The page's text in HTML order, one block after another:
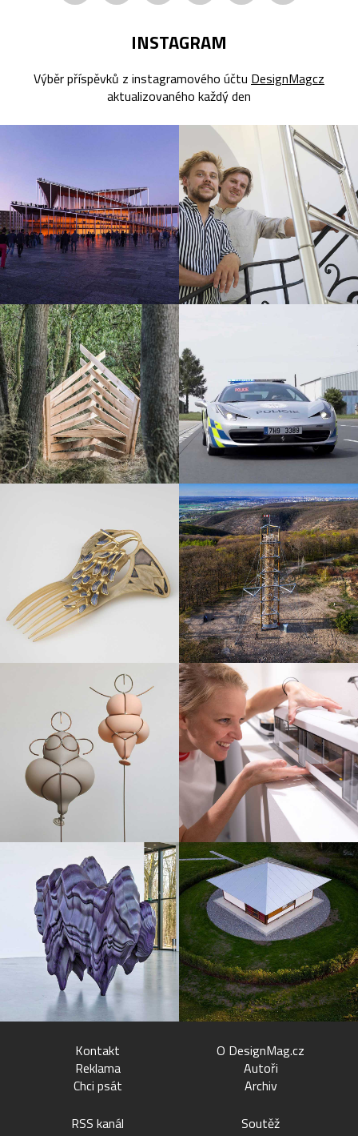
INSTAGRAM
Výběr příspěvků z instagramového účtu DesignMagcz
aktualizovaného každý den
Kontakt
Reklama
Chci psát
O DesignMag.cz
Autoři
Archiv
RSS kanál
Soutěž